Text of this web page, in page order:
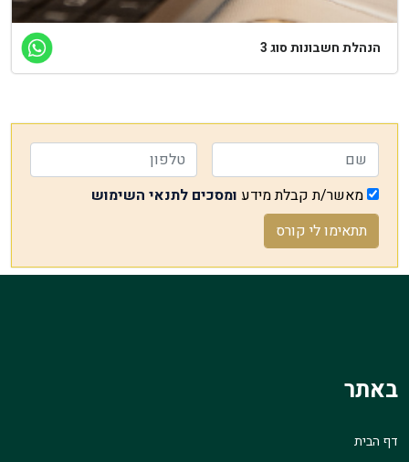
הנהלת חשבונות סוג 3
מאשר/ת קבלת מידע ומסכים לתנאי השימוש
תתאימו לי קורס
באתר
דף הבית